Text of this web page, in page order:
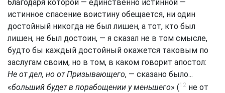
благодаря которой — единственно истинной —
истинное спасение воистину обещается, ни один
достойный никогда не был лишен, а тот, кто был
лишен, не был достоин, — я сказал не в том смысле,
будто бы каждый достойный окажется таковым по
заслугам своим, но в том, в каком говорит апостол:
Не от дел, но от Призывающего, — сказано было...
«больший будет в порабощении у меньшего» (12 не от